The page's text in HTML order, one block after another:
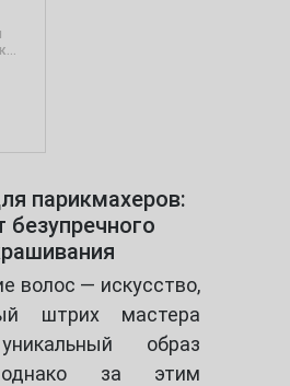
парикмахеров:
безупречного
волос — искусство,
штрих мастера
образ
однако за этим